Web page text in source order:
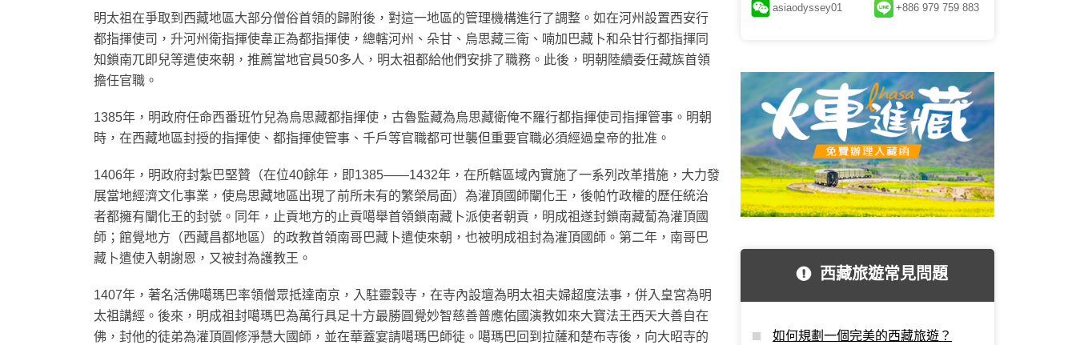
明太祖在爭取到西藏地區大部分僧俗首領的歸附後，對這一地區的管理機構進行了調整。如在河州設置西安行
都指揮使司，升河州衛指揮使韋正為都指揮使，總轄河州、朵甘、烏思藏三衛、喃加巴藏卜和朵甘行都指揮同
知鎖南兀即兒等遣使來朝，推薦當地官員50多人，明太祖都給他們安排了職務。此後，明朝陸續委任藏族首領
擔任官職。
1385年，明政府任命西番班竹兒為烏思藏都指揮使，古魯監藏為烏思藏衛俺不羅行都指揮使司指揮管事。明朝
時，在西藏地區封授的指揮使、都指揮使管事、千戶等官職都可世襲但重要官職必須經過皇帝的批准。
1406年，明政府封紮巴堅贊（在位40餘年，即1385——1432年，在所轄區域內實施了一系列改革措施，大力發
展當地經濟文化事業，使烏思藏地區出現了前所未有的繁榮局面）為灌頂國師闡化王，後帕竹政權的歷任統治
者都擁有闡化王的封號。同年，止貢地方的止貢噶舉首領鎖南藏卜派使者朝貢，明成祖遂封鎖南藏蔔為灌頂國
師；館覺地方（西藏昌都地區）的政教首領南哥巴藏卜遣使來朝，也被明成祖封為灌頂國師。第二年，南哥巴
藏卜遣使入朝謝恩，又被封為護教王。
1407年，著名活佛噶瑪巴率領僧眾抵達南京，入駐靈穀寺，在寺內設壇為明太祖夫婦超度法事，併入皇宮為明
太祖講經。後來，明成祖封噶瑪巴為萬行具足十方最勝圓覺妙智慈善普應佑國演教如來大寶法王西天大善自在
佛，封他的徒弟為灌頂圓修淨慧大國師，並在華蓋宴請噶瑪巴師徒。噶瑪巴回到拉薩和楚布寺後，向大昭寺的
asiaodyssey01 +886 979 759 883
西藏旅遊常見問題
如何規劃一個完美的西藏旅遊？